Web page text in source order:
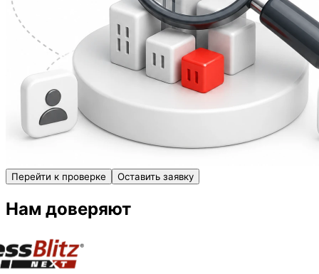
Перейти к проверке Оставить заявку
Нам доверяют